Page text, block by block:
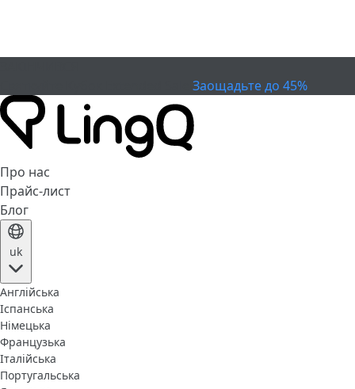
Заощадьте до 45%
Про нас
Прайс-лист
Блог
uk
Англійська
Іспанська
Німецька
Французька
Італійська
Португальська